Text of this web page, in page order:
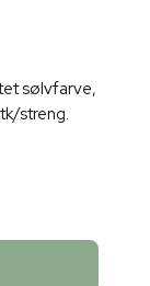
sølvfarve,
streng.